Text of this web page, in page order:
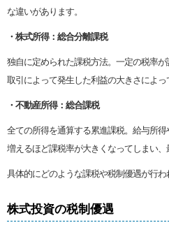
な違いがあります。
・株式所得：総合分離課税
独自に定められた課税方法。一定の税率が
取引によって発生した利益の大きさによっ
・不動産所得：総合課税
全ての所得を通算する累進課税。給与所
増えるほど課税率が大きくなってしまい、
具体的にどのような課税や税制優遇が行わ
株式投資の税制優遇